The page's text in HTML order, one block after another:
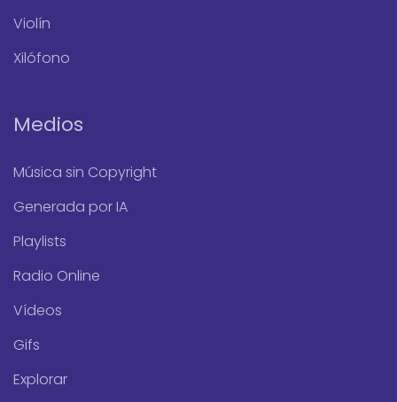
Violín
Xilófono
Medios
Música sin Copyright
Generada por IA
Playlists
Radio Online
Vídeos
Gifs
Explorar